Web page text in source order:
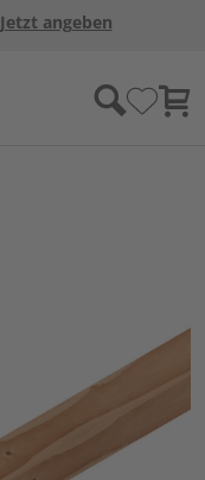
Jetzt angeben